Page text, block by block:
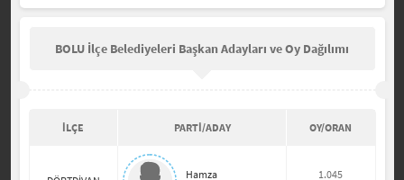
BOLU İlçe Belediyeleri Başkan Adayları ve Oy Dağılımı
İLÇE PARTİ/ADAY OY/ORAN
Hamza
1.045